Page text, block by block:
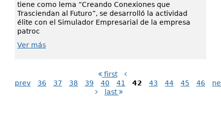
tiene como lema “Creando Conexiones que
Trasciendan al Futuro”, se desarrolló la actividad
élite con el Simulador Empresarial de la empresa
patroc
Ver más
first
prev
36 37 38 39 40 41 42 43 44 45 46
last